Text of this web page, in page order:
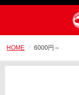
HOME 6000円～